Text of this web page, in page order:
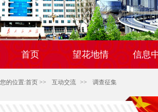
首页 望花地情 信息
您的位置:首页 >> 互动交流 >> 调查征集